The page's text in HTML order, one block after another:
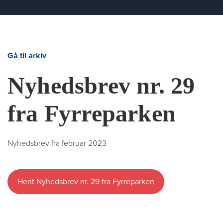
Gå til arkiv
Nyhedsbrev nr. 29
fra Fyrreparken
Nyhedsbrev fra februar 2023
Hent Nyhedsbrev nr. 29 fra Fyrreparken